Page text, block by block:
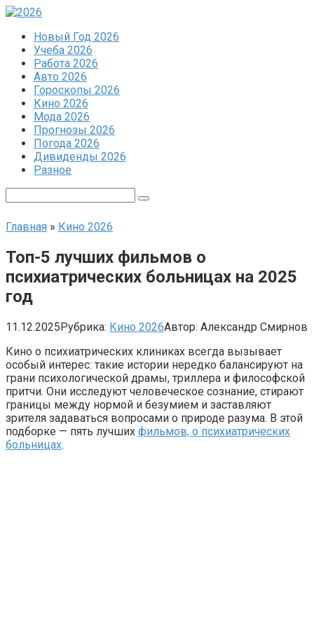
Перейти
контентуНовый Год 2026
Учеба 2026
Работа 2026
Авто 2026
Гороскопы 2026
Кино 2026
Мода 2026
Прогнозы 2026
Погода 2026
Дивиденды 2026
Разное
Главная » Кино 2026
Топ-5 лучших фильмов о
психиатрических больницах на 2025
год
11.12.2025Рубрика: Кино 2026Автор: Александр Смирнов
Кино о психиатрических клиниках всегда вызывает
особый интерес: такие истории нередко балансируют на
грани психологической драмы, триллера и философской
притчи. Они исследуют человеческое сознание, стирают
границы между нормой и безумием и заставляют
зрителя задаваться вопросами о природе разума. В этой
подборке — пять лучших фильмов, о психиатрических
больницах.